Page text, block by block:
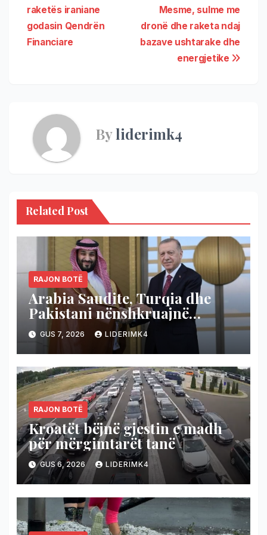
Mesme, sulme me
dronë dhe raketa ndaj
bazave ushtarake dhe
energjetike
raketës iraniane
godasin Qendrën
Financiare
Byliderimk4
Related Post
RAJON BOTË
Arabia Saudite, Turqia dhe
Pakistani nënshkruajnë
marrëveshje mbrojtëse, nëse
sulmohet njëri shtet,
përgjigjen bashkë!
GUS 7, 2026 LIDERIMK4
RAJON BOTË
Kroatët bëjnë gjestin e madh
për mërgimtarët tanë
GUS 6, 2026 LIDERIMK4